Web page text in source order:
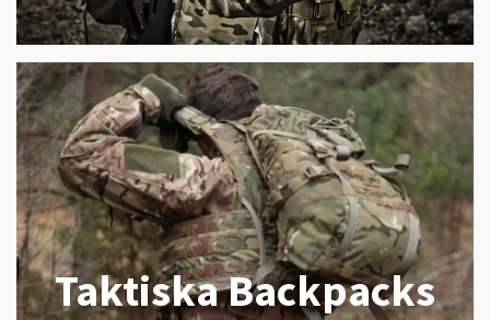
Taktiska Backpacks